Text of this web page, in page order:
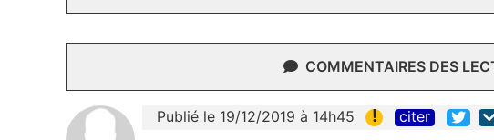
COMMENTAIRES DES
Publié le 19/12/2019 à 14h45 ! citer